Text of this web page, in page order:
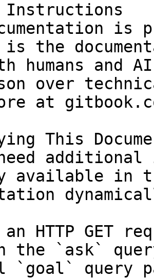
Instructions
is
is the
humans and
over
at
This
available in
an HTTP GET
the `ask`
`goal` query